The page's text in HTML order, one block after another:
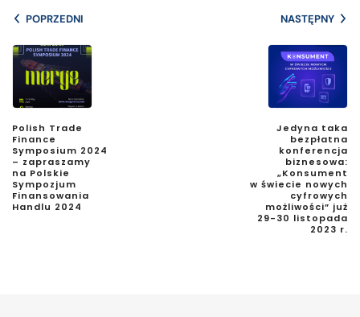
POPRZEDNI
Polish Trade
Finance
Symposium 2024
– zapraszamy
na Polskie
Sympozjum
Finansowania
Handlu 2024
NASTĘPNY
Jedyna taka
bezpłatna
konferencja
biznesowa:
„Konsument
w świecie nowych
cyfrowych
możliwości” już
29-30 listopada
2023 r.